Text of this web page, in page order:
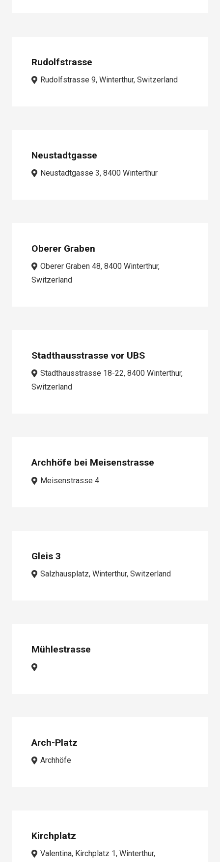
Rudolfstrasse
Rudolfstrasse 9, Winterthur, Switzerland
Neustadtgasse
Neustadtgasse 3, 8400 Winterthur
Oberer Graben
Oberer Graben 48, 8400 Winterthur,
Switzerland
Stadthausstrasse vor UBS
Stadthausstrasse 18-22, 8400 Winterthur,
Switzerland
Archhöfe bei Meisenstrasse
Meisenstrasse 4
Gleis 3
Salzhausplatz, Winterthur, Switzerland
Mühlestrasse
Arch-Platz
Archhöfe
Kirchplatz
Valentina, Kirchplatz 1, Winterthur,